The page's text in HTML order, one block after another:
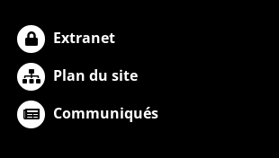
Extranet
Plan du site
Communiqués